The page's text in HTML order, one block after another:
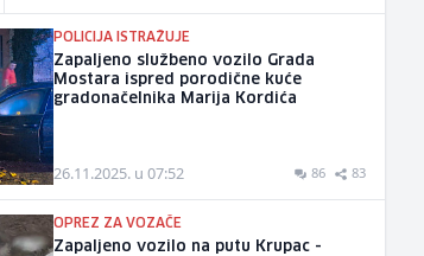
POLICIJA ISTRAŽUJE
Zapaljeno službeno vozilo Grada
Mostara ispred porodične kuće
gradonačelnika Marija Kordića
26.11.2025. u 07:52 86 83
OPREZ ZA VOZAČE
Zapaljeno vozilo na putu Krupac -